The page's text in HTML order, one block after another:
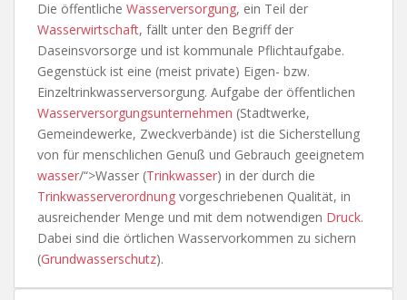
Die öffentliche Wasserversorgung, ein Teil der
Wasserwirtschaft, fällt unter den Begriff der
Daseinsvorsorge und ist kommunale Pflichtaufgabe.
Gegenstück ist eine (meist private) Eigen- bzw.
Einzeltrinkwasserversorgung. Aufgabe der öffentlichen
Wasserversorgungsunternehmen (Stadtwerke,
Gemeindewerke, Zweckverbände) ist die Sicherstellung
von für menschlichen Genuß und Gebrauch geeignetem
wasser/“>Wasser (Trinkwasser) in der durch die
Trinkwasserverordnung vorgeschriebenen Qualität, in
ausreichender Menge und mit dem notwendigen Druck.
Dabei sind die örtlichen Wasservorkommen zu sichern
(Grundwasserschutz).